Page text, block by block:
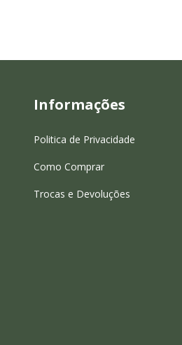
Informações
Politica de Privacidade
Como Comprar
Trocas e Devoluções